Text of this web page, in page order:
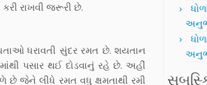
રાખવી જરૂરી છે.
ધરાવતી સુંદર રમત છે. શયતાન
પસાર થઈ દોડવાનું રહે છે. અહીં
છે જેને લીધે રમત વધુ ક્ષમતાથી રમી